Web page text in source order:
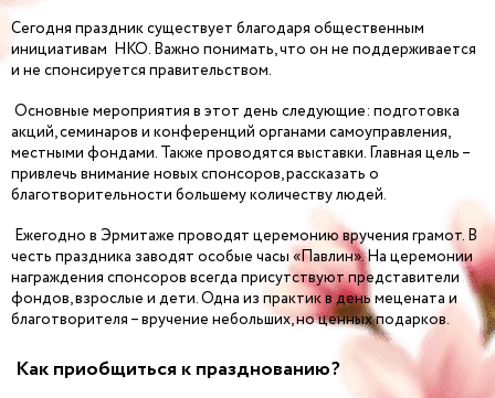
Сегодня праздник существует благодаря общественным
инициативам НКО. Важно понимать, что он не поддерживается
и не спонсируется правительством.
Основные мероприятия в этот день следующие: подготовка
акций, семинаров и конференций органами самоуправления,
местными фондами. Также проводятся выставки. Главная цель –
привлечь внимание новых спонсоров, рассказать о
благотворительности большему количеству людей.
Ежегодно в Эрмитаже проводят церемонию вручения грамот. В
честь праздника заводят особые часы «Павлин». На церемонии
награждения спонсоров всегда присутствуют представители
фондов, взрослые и дети. Одна из практик в день мецената и
благотворителя – вручение небольших, но ценных подарков.
Как приобщиться к празднованию?